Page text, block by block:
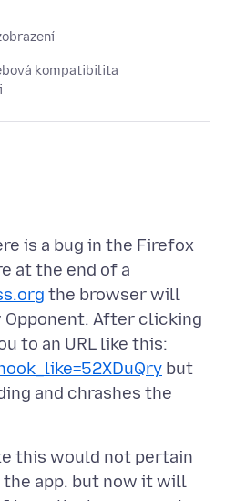
kompatibilita
is a bug in the Firefox
at the end of a
the browser will
Opponent. After clicking
to an URL like this:
but
and chrashes the
this would not pertain
app. but now it will